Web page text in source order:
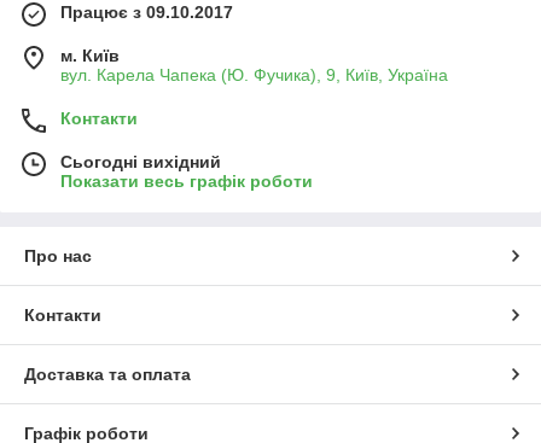
Працює з 09.10.2017
м. Київ
вул. Карела Чапека (Ю. Фучика), 9, Київ, Україна
Контакти
Сьогодні вихідний
Показати весь графік роботи
Про нас
Контакти
Доставка та оплата
Графік роботи